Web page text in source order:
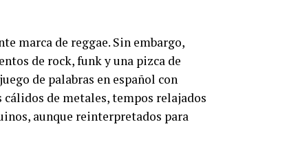
marca de reggae. Sin embargo,
de rock, funk y una pizca de
de palabras en español con
cálidos de metales, tempos relajados
aunque reinterpretados para